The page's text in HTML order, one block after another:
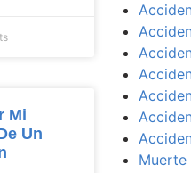
Mi
Un
Muerte